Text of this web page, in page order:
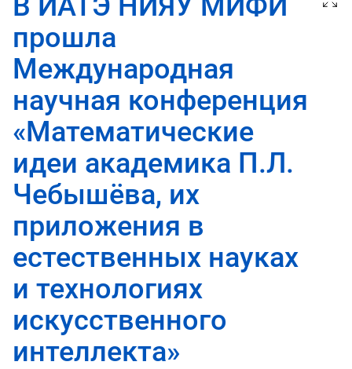
прошла
Международная
научная конференция
«Математические
идеи академика П.Л.
Чебышёва, их
приложения в
естественных науках
и технологиях
искусственного
интеллекта»